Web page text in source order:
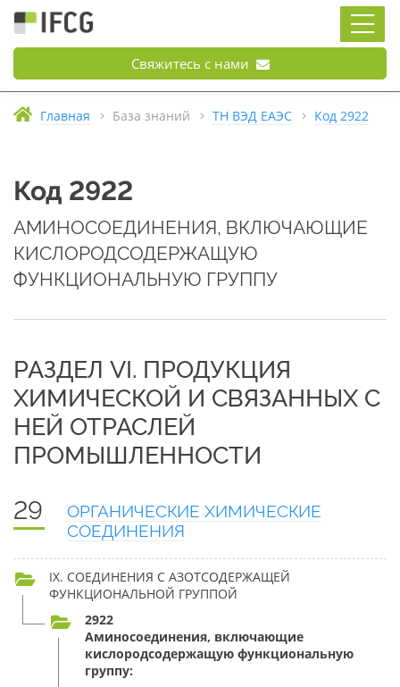
Свяжитесь с нами
Главная База знаний ТН ВЭД ЕАЭС Код 2922
Код 2922
АМИНОСОЕДИНЕНИЯ, ВКЛЮЧАЮЩИЕ
КИСЛОРОДСОДЕРЖАЩУЮ
ФУНКЦИОНАЛЬНУЮ ГРУППУ
РАЗДЕЛ VI. ПРОДУКЦИЯ
ХИМИЧЕСКОЙ И СВЯЗАННЫХ С
НЕЙ ОТРАСЛЕЙ
ПРОМЫШЛЕННОСТИ
29
ОРГАНИЧЕСКИЕ ХИМИЧЕСКИЕ
СОЕДИНЕНИЯ
IX. СОЕДИНЕНИЯ С АЗОТСОДЕРЖАЩЕЙ
ФУНКЦИОНАЛЬНОЙ ГРУППОЙ
2922
Аминосоединения, включающие
кислородсодержащую функциональную
группу: